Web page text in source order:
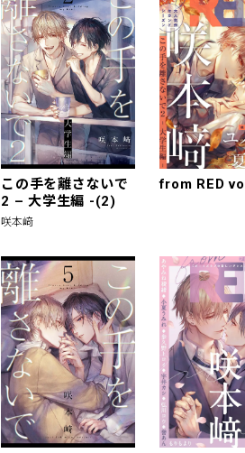
この手を離さないで
2 – 大学生編 -(2)
咲本﨑
from RED